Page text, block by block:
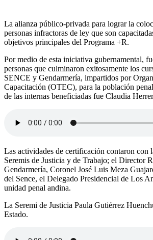
La alianza público-privada para lograr la
personas infractoras de ley que son
objetivos principales del Programa +R.
Por medio de esta iniciativa gubernamental,
personas que culminaron exitosamente los
SENCE y Gendarmería, impartidos por
Capacitación (OTEC), para la población
de las internas beneficiadas fue Claudia
Las actividades de certificación contaron con
Seremis de Justicia y de Trabajo; el Director
Gendarmería, Coronel José Luis Meza
del Sence, el Delegado Presidencial de Los
unidad penal andina.
La Seremi de Justicia Paula Gutiérrez
Estado.